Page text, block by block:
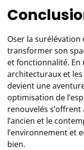
Oser la surélévation
transformer son
et fonctionnalité. En
architecturaux et
devient une
optimisation de
renouvelés
l’ancien et le
l’environnement et
bien.